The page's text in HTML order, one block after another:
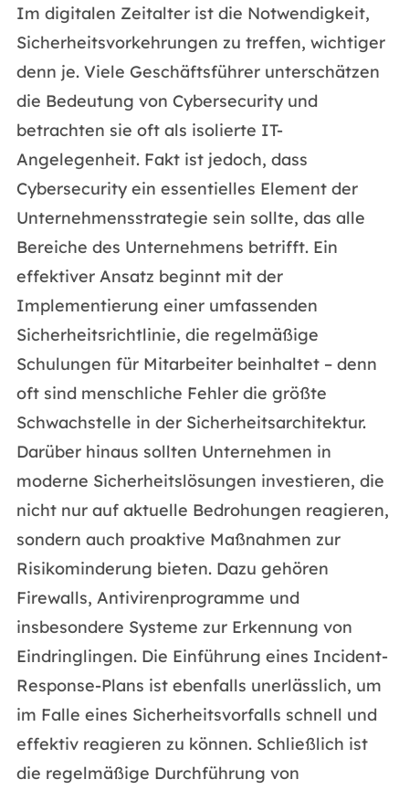
Im digitalen Zeitalter ist die Notwendigkeit,
Sicherheitsvorkehrungen zu treffen, wichtiger
denn je. Viele Geschäftsführer unterschätzen
die Bedeutung von Cybersecurity und
betrachten sie oft als isolierte IT-
Angelegenheit. Fakt ist jedoch, dass
Cybersecurity ein essentielles Element der
Unternehmensstrategie sein sollte, das alle
Bereiche des Unternehmens betrifft. Ein
effektiver Ansatz beginnt mit der
Implementierung einer umfassenden
Sicherheitsrichtlinie, die regelmäßige
Schulungen für Mitarbeiter beinhaltet – denn
oft sind menschliche Fehler die größte
Schwachstelle in der Sicherheitsarchitektur.
Darüber hinaus sollten Unternehmen in
moderne Sicherheitslösungen investieren, die
nicht nur auf aktuelle Bedrohungen reagieren,
sondern auch proaktive Maßnahmen zur
Risikominderung bieten. Dazu gehören
Firewalls, Antivirenprogramme und
insbesondere Systeme zur Erkennung von
Eindringlingen. Die Einführung eines Incident-
Response-Plans ist ebenfalls unerlässlich, um
im Falle eines Sicherheitsvorfalls schnell und
effektiv reagieren zu können. Schließlich ist
die regelmäßige Durchführung von